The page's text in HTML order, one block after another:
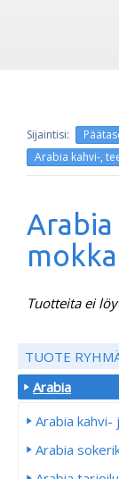
Arabia kahvi-,
Tuotteita ei
TUOTE
Arabia
Arabia
Arabia